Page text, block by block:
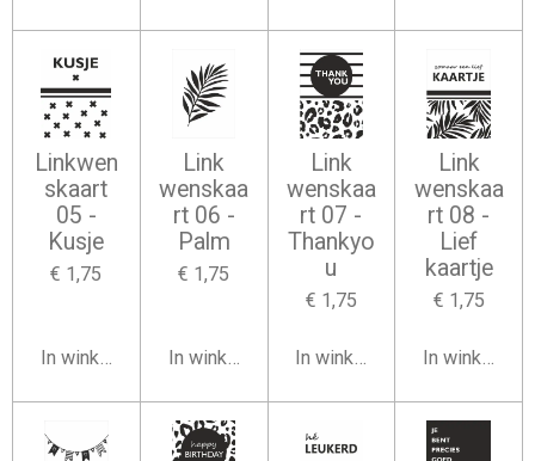
Linkwen
skaart
05 -
Kusje
€ 1,75
In winkelwagen
Link
wenskaa
rt 06 -
Palm
€ 1,75
In winkelwagen
Link
wenskaa
rt 07 -
Thankyo
u
€ 1,75
In winkelwagen
Link
wenskaa
rt 08 -
Lief
kaartje
€ 1,75
In